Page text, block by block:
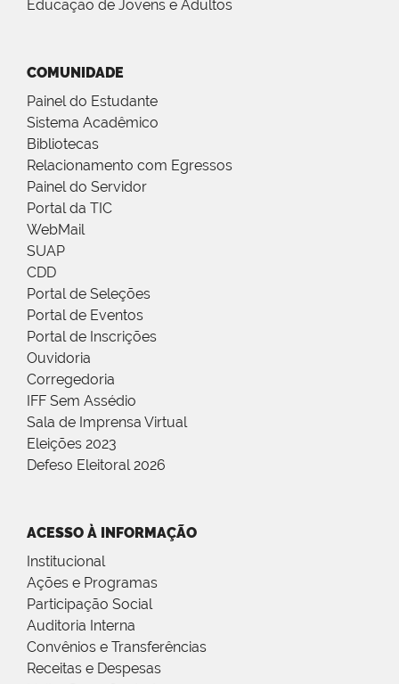
Educação de Jovens e Adultos
COMUNIDADE
Painel do Estudante
Sistema Acadêmico
Bibliotecas
Relacionamento com Egressos
Painel do Servidor
Portal da TIC
WebMail
SUAP
CDD
Portal de Seleções
Portal de Eventos
Portal de Inscrições
Ouvidoria
Corregedoria
IFF Sem Assédio
Sala de Imprensa Virtual
Eleições 2023
Defeso Eleitoral 2026
ACESSO À INFORMAÇÃO
Institucional
Ações e Programas
Participação Social
Auditoria Interna
Convênios e Transferências
Receitas e Despesas